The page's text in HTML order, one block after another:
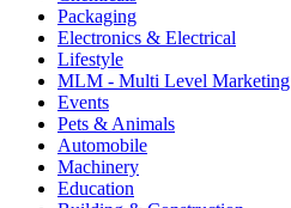
Packaging
Electronics & Electrical
Lifestyle
MLM - Multi Level Marketing
Events
Pets & Animals
Automobile
Machinery
Education